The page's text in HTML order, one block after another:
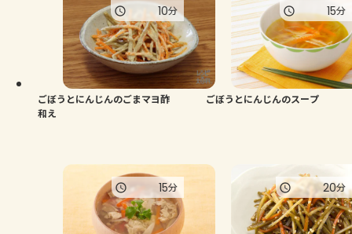
トーク
よくあるお問い合わせ
お買い物
ごぼうとにんじんのごまマヨ酢
和え
10分
ごぼうとにんじんのスープ
15分
15分 20分